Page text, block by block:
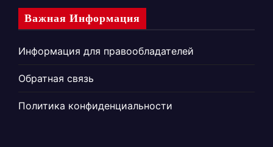
Важная Информация
Информация для правообладателей
Обратная связь
Политика конфиденциальности